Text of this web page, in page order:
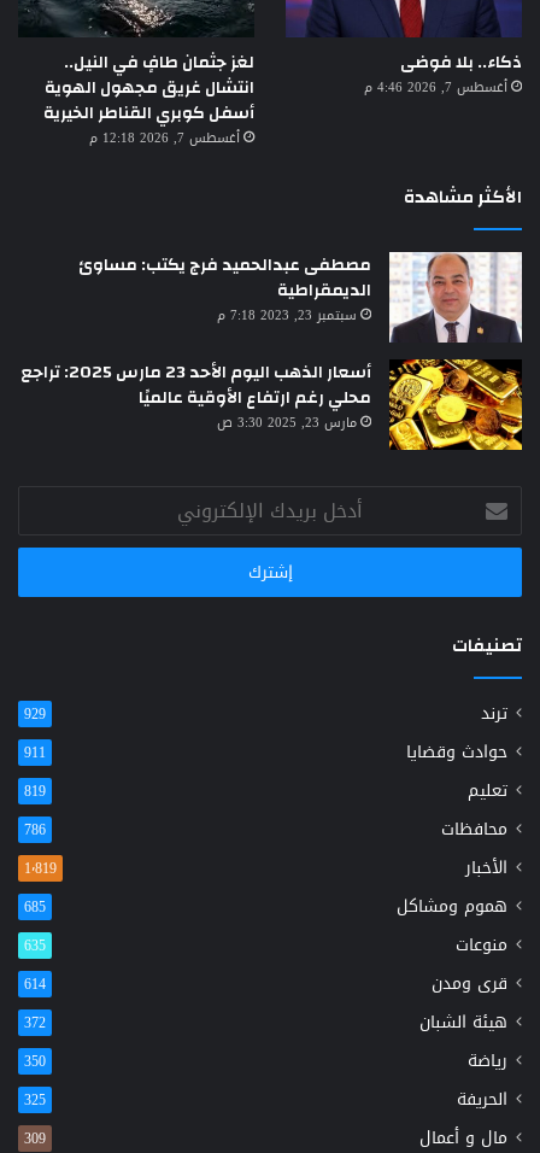
ذكاء.. بلا فوضى
أغسطس 7, 2026 4:46 م
لغز جثمان طافٍ في النيل..
انتشال غريق مجهول الهوية
أسفل كوبري القناطر الخيرية
أغسطس 7, 2026 12:18 م
الأكثر مشاهدة
مصطفى عبدالحميد فرج يكتب: مساوئ
الديمقراطية
سبتمبر 23, 2023 7:18 م
أسعار الذهب اليوم الأحد 23 مارس 2025: تراجع
محلي رغم ارتفاع الأوقية عالميًا
مارس 23, 2025 3:30 ص
أدخل
بريدك
الإلكتروني
تصنيفات
ترند 929
حوادث وقضايا 911
تعليم 819
محافظات 786
الأخبار 1٬819
هموم ومشاكل 685
منوعات 635
قرى ومدن 614
هيئة الشبان 372
رياضة 350
الحريفة 325
مال و أعمال 309